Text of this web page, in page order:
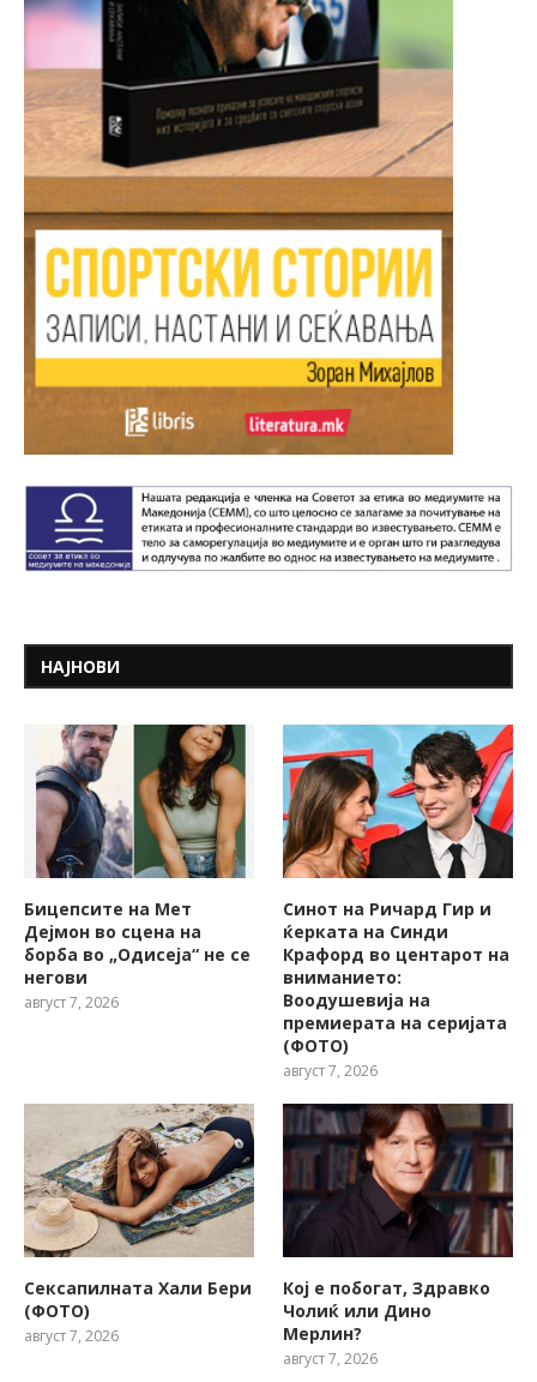
НАЈНОВИ
Бицепсите на Мет
Дејмон во сцена на
борба во „Одисеја“ не се
негови
август 7, 2026
Синот на Ричард Гир и
ќерката на Синди
Крафорд во центарот на
вниманието:
Воодушевија на
премиерата на серијата
(ФОТО)
август 7, 2026
Сексапилната Хали Бери
(ФОТО)
август 7, 2026
Кој е побогат, Здравко
Чолиќ или Дино
Мерлин?
август 7, 2026